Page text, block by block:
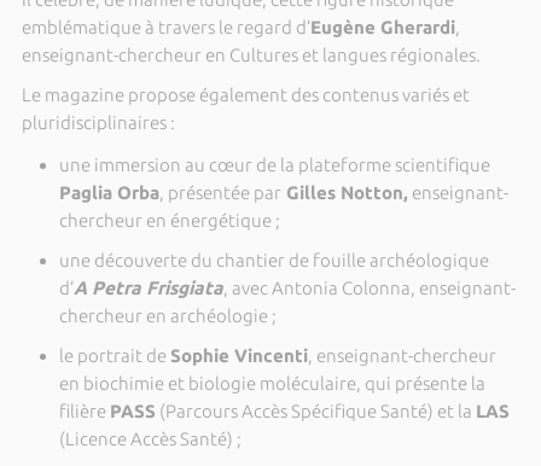
emblématique à travers le regard d’Eugène Gherardi,
enseignant-chercheur en Cultures et langues régionales.
Le magazine propose également des contenus variés et
pluridisciplinaires :
une immersion au cœur de la plateforme scientifique
Paglia Orba, présentée parGilles Notton, enseignant-
chercheur en énergétique ;
une découverte du chantier de fouille archéologique
d’A Petra Frisgiata, avec Antonia Colonna, enseignant-
chercheur en archéologie ;
le portrait de Sophie Vincenti, enseignant-chercheur
en biochimie et biologie moléculaire, qui présente la
filière PASS (Parcours Accès Spécifique Santé) et la LAS
(Licence Accès Santé) ;